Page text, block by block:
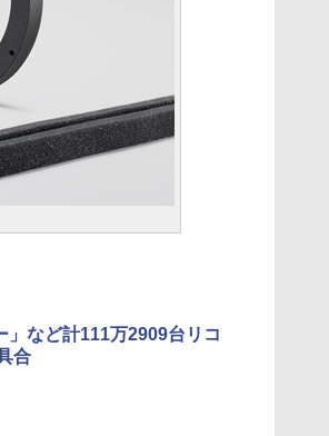
」など計111万2909台リコ
合